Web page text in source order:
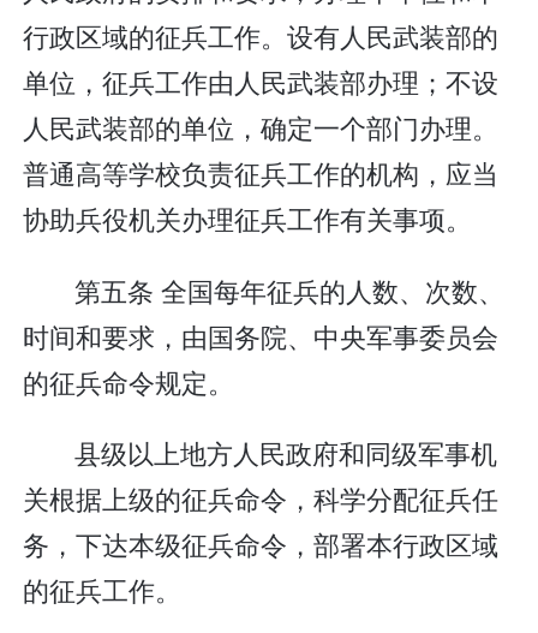
行政区域的征兵工作。设有人民武装部的
单位，征兵工作由人民武装部办理；不设
人民武装部的单位，确定一个部门办理。
普通高等学校负责征兵工作的机构，应当
协助兵役机关办理征兵工作有关事项。
第五条 全国每年征兵的人数、次数、
时间和要求，由国务院、中央军事委员会
的征兵命令规定。
县级以上地方人民政府和同级军事机
关根据上级的征兵命令，科学分配征兵任
务，下达本级征兵命令，部署本行政区域
的征兵工作。